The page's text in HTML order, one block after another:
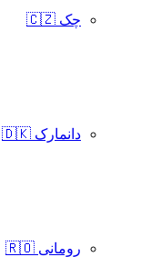
چک 🇨🇿
دانمارک 🇩🇰
رومانی 🇷🇴